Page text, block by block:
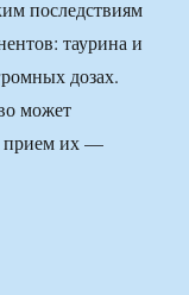
последствиям
таурина и
дозах.
может
прием их —